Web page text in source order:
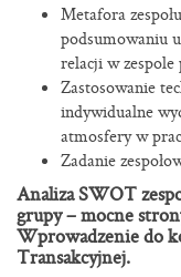
Metafora
podsumowaniu
relacji w
Zastosowanie
indywidualne
atmosfery w
Zadanie
Analiza SWOT
grupy – mocne
Wprowadzenie do
Transakcyjnej.